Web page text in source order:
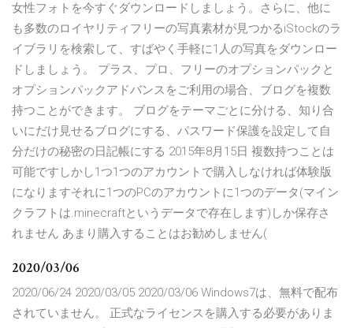
女性フォトを今すぐダウンロードしましょう。さらに、他に
も多数のロイヤリティフリーの写真素材が見つかるiStockのラ
イブラリを検索して、すばやく手軽に1人の写真をダウンロー
ドしましょう。 プラス、プロ、フリーのオプションパックと
オプションパックアドバンスをご利用の場合、ブログを複数
持つことができます。 ブログをテーマごとに分ける、知り合
いにだけ見せるブログにする、パスワード保護を設定して自
分だけの秘密の日記帳にする 2015年8月15日 複数持つことは
可能ですしかし1つ1つのアカウントで購入しなければ体験版
になりますそれに1つのPCのアカウントに1つのデータ(マイン
クラフトは.minecraftというデータで存在します)しか保存さ
れません あまり購入することはお勧めしません(
2020/03/06
2020/06/24 2020/03/05 2020/03/06 Windows7は、無料で配布
されていません。 正式なライセンスを購入する必要がありま